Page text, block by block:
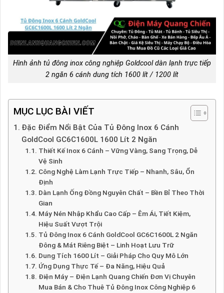
Hình ảnh tủ đông inox công nghiệp Goldcool dàn lạnh trực tiếp
2 ngăn 6 cánh dung tích 1600 lít / 1200 lít
MỤC LỤC BÀI VIẾT
Đặc Điểm Nổi Bật Của Tủ Đông Inox 6 Cánh
GoldCool GC6C1600L 1600 Lít 2 Ngăn
Thiết Kế Inox 6 Cánh – Vững Vàng, Sang Trọng, Dễ
Vệ Sinh
Công Nghệ Làm Lạnh Trực Tiếp – Nhanh, Sâu, Ổn
Định
Dàn Lạnh Ống Đồng Nguyên Chất – Bền Bỉ Theo Thời
Gian
Máy Nén Nhập Khẩu Cao Cấp – Êm Ái, Tiết Kiệm,
Hiệu Suất Vượt Trội
Tủ Đông Inox 6 Cánh GoldCool GC6C1600L 2 Ngăn
Đông & Mát Riêng Biệt – Linh Hoạt Lưu Trữ
Dung Tích 1600 Lít – Giải Pháp Cho Quy Mô Lớn
Ứng Dụng Thực Tế – Đa Năng, Hiệu Quả
Điện Máy – Điện Lạnh Quang Chiến Đơn Vị Chuyên
Mua Bán & Cho Thuê Tủ Đông Inox Công Nghiệp 6